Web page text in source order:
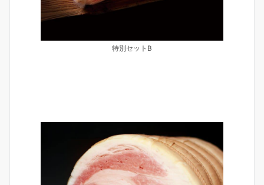
特別セットB